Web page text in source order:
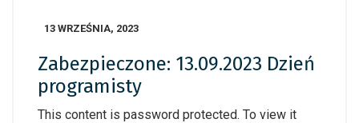
13 WRZEŚNIA, 2023
Zabezpieczone: 13.09.2023 Dzień
programisty
This content is password protected. To view it